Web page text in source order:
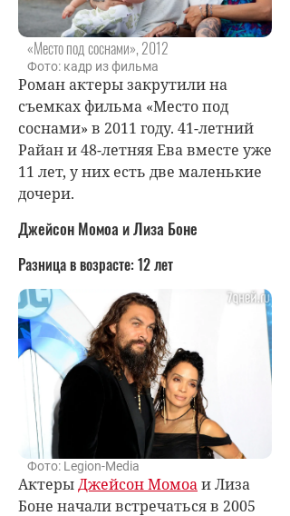
«Место под соснами», 2012
Фото: кадр из фильма
Роман актеры закрутили на
съемках фильма «Место под
соснами» в 2011 году. 41-летний
Райан и 48-летняя Ева вместе уже
11 лет, у них есть две маленькие
дочери.
Джейсон Момоа и Лиза Боне
Разница в возрасте: 12 лет
Фото: Legion-Media
АктерыДжейсон Момоаи Лиза
Боне начали встречаться в 2005